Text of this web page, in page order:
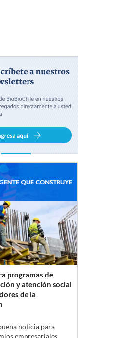
programas de
y atención social
de la
noticia para
empresariales